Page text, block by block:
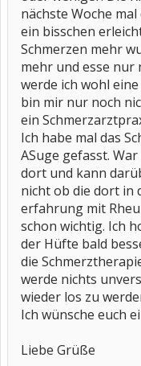
nächste Woche
ein bisschen
Schmerzen mehr
mehr und esse nur
werde ich wohl
bin mir nur noch
ein
Ich habe mal das
ASuge gefasst.
dort und kann
nicht ob die dort in
erfahrung mit
schon wichtig. Ich
der Hüfte bald
die
werde nichts
wieder los zu
Ich wünsche euch
Liebe Grüße